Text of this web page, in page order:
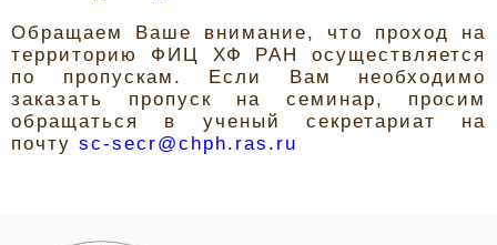
Обращаем Ваше внимание, что проход на
территорию ФИЦ ХФ РАН осуществляется
по пропускам. Если Вам необходимо
заказать пропуск на семинар, просим
обращаться в ученый секретариат на
почту sc-secr@chph.ras.ru